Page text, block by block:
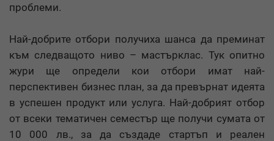
проблеми.
Най-добрите отбори получиха шанса да преминат
към следващото ниво – мастърклас. Тук опитно
жури ще определи кои отбори имат най-
перспективен бизнес план, за да превърнат идеята
в успешен продукт или услуга. Най-добрият отбор
от всеки тематичен семестър ще получи сумата от
10 000 лв., за да създаде стартъп и реален